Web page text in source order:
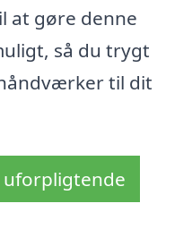
at gøre denne
så du trygt
til dit
uforpligtende